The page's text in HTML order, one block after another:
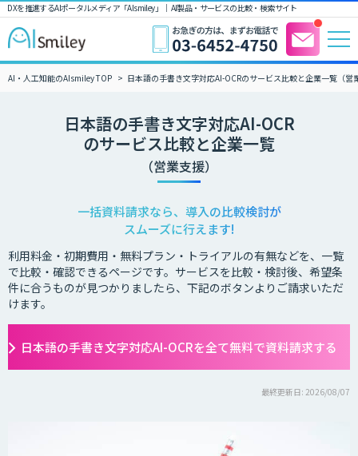
DXを推進するAIポータルメディア「AIsmiley」｜ AI製品・サービスの比較・検索サイト
AI・人工知能のAIsmiley TOP 日本語の手書き文字対応AI-OCRのサービス比較と企業一覧（営
日本語の手書き文字対応AI-OCR
のサービス比較と企業一覧
（営業支援）
一括資料請求なら、導入の比較検討が
スムーズに行えます!
利用料金・初期費用・無料プラン・トライアルの有無などを、一覧
で比較・確認できるページです。サービスを比較・検討後、希望条
件に合うものが見つかりましたら、下記のボタンよりご請求いただ
けます。
日本語の手書き文字対応AI-OCRを全て無料で資料請求する
最終更新日: 2026/08/07